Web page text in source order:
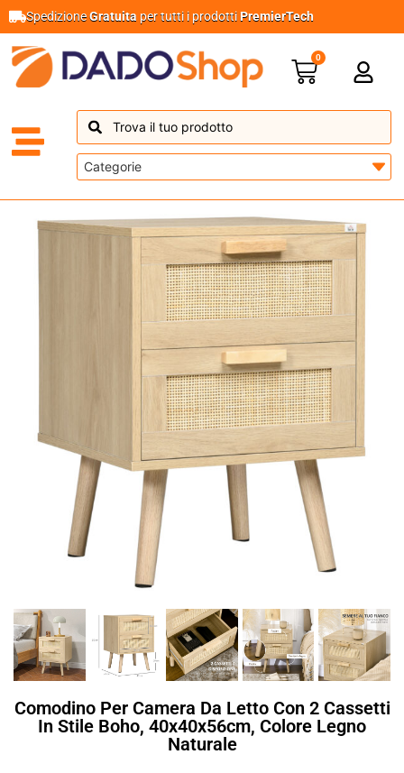
SpedizioneGratuita per tutti i prodottiPremierTech
0
Comodino Per Camera Da Letto Con 2 Cassetti
In Stile Boho, 40x40x56cm, Colore Legno
Naturale